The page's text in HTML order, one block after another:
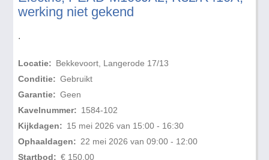
werking niet gekend
.
Locatie: Bekkevoort, Langerode 17/13
Conditie: Gebruikt
Garantie: Geen
Kavelnummer: 1584-102
Kijkdagen: 15 mei 2026 van 15:00 - 16:30
Ophaaldagen: 22 mei 2026 van 09:00 - 12:00
Startbod: € 150,00